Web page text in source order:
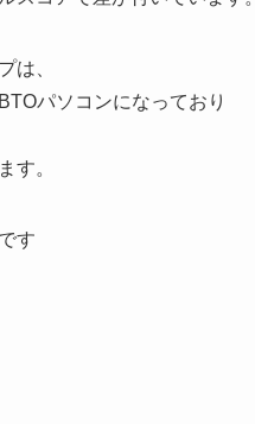
は、
パソコンになっており
す。
す